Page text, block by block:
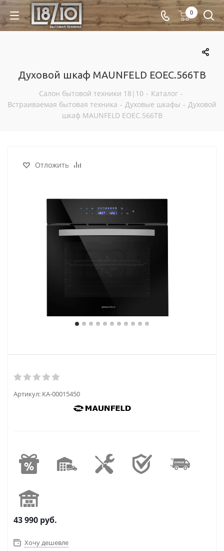
0
Духовой шкаф MAUNFELD EOEC.566TB
Салон бытовой техники 18|10 - Каталог -
Встраиваемая бытовая техника - Духовые шкафы - Духовой
шкаф MAUNFELD EOEC.566TB
Отложить
Артикул: КА-00015450
43 990 руб.
Хочу дешевле